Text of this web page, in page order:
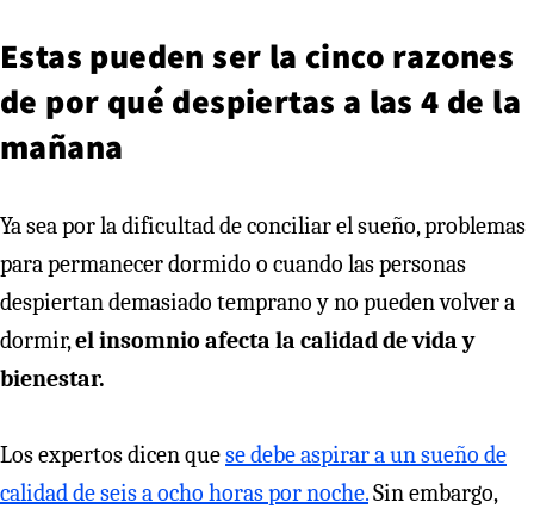
Estas pueden ser la cinco razones
de por qué despiertas a las 4 de la
mañana
Ya sea por la dificultad de conciliar el sueño, problemas
para permanecer dormido o cuando las personas
despiertan demasiado temprano y no pueden volver a
dormir,el insomnio afecta la calidad de vida y
bienestar.
Los expertos dicen quese debe aspirar a un sueño de
calidad de seis a ocho horas por noche.Sin embargo,